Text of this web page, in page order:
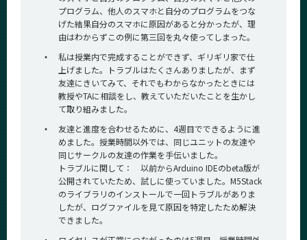
プログラム、他人のスマホと自分のプログラムをつな
げた結果自分のスマホに原因があると分かったが、理
由はわからずこの例に第三回を丸々使ってしまった。
・
私は授業内で完成することができず、ギリギリ家で仕
上げました。トラブルはたくさんありましたが、まず
友達にきいてみて、それでもわからなかったときには
教授やTAに相談をし、教えていただいたことを生かし
て取り組みました。
・
友達と進度を合わせるために、4週目でできるように進
めました。授業時間以外では、同じユニットの友達や
同じサークルの友達の作業を手伝いました。
トラブルに関して： 以前からArduino IDEのbeta版が
公開されていたため、試しに使っていました。M5Stack
のライブラリのインストールで一回トラブルがありま
したが、ログファイルを見て原因を特定したため解決
できました。